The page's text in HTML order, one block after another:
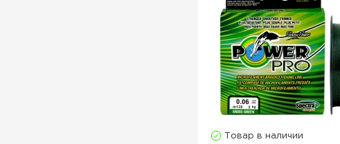
Товар в наличии